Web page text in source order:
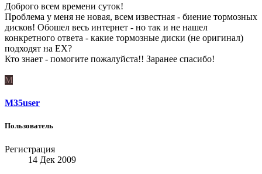
Доброго всем времени суток!
Проблема у меня не новая, всем известная - биение тормозных
дисков! Обошел весь интернет - но так и не нашел
конкретного ответа - какие тормозные диски (не оригинал)
подходят на ЕХ?
Кто знает - помогите пожалуйста!! Заранее спасибо!
M
M35user
Пользователь
Регистрация
14 Дек 2009